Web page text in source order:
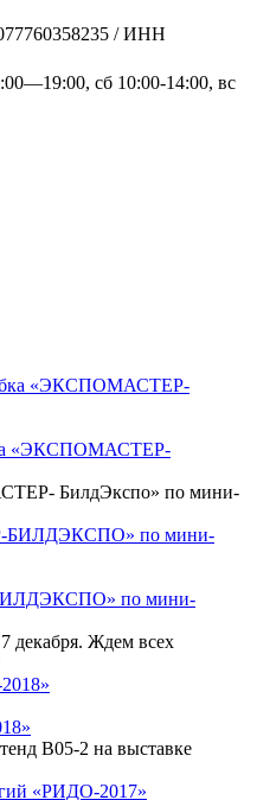
/ ИНН
сб 10:00-14:00, вс
«ЭКСПОМАСТЕР-
БилдЭкспо» по мини-
по мини-
декабря. Ждем всех
B05-2 на выставке